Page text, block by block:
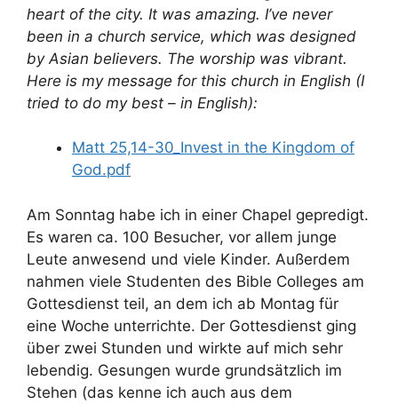
heart of the city. It was amazing. I’ve never
been in a church service, which was designed
by Asian believers. The worship was vibrant.
Here is my message for this church in English (I
tried to do my best – in English):
Matt 25,14-30_Invest in the Kingdom of
God.pdf
Am Sonntag habe ich in einer Chapel gepredigt.
Es waren ca. 100 Besucher, vor allem junge
Leute anwesend und viele Kinder. Außerdem
nahmen viele Studenten des Bible Colleges am
Gottesdienst teil, an dem ich ab Montag für
eine Woche unterrichte. Der Gottesdienst ging
über zwei Stunden und wirkte auf mich sehr
lebendig. Gesungen wurde grundsätzlich im
Stehen (das kenne ich auch aus dem